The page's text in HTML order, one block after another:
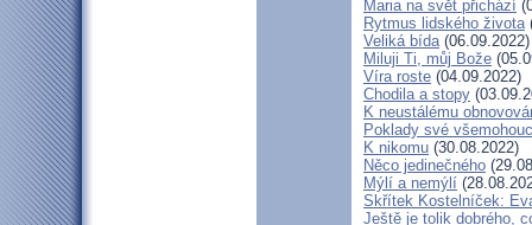
Maria na svět přichází
Rytmus lidského života
Veliká bída(06.09.2022)
Miluji Ti, můj Bože
Víra roste (04.09.2022)
Chodila a stopy
K neustálému
Poklady své
K nikomu (30.08.2022)
Něco jedinečného
Mýlí a nemýlí
Skřítek Kostelníček:
Ještě je tolik dobrého,